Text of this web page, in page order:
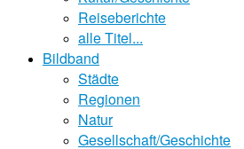
Reiseberichte
alle Titel...
Bildband
Städte
Regionen
Natur
Gesellschaft/Geschichte